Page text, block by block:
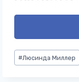
Метки
записи:
#Люсинда Миллер